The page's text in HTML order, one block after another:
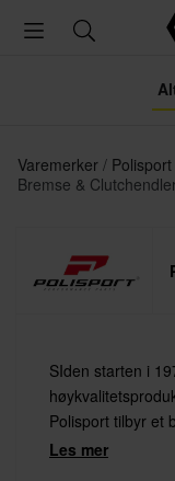
Varemerker Polisport
Bremse & Clutchendler
SIden starten i
Polisport tilbyr et
fremlys,
Les mer